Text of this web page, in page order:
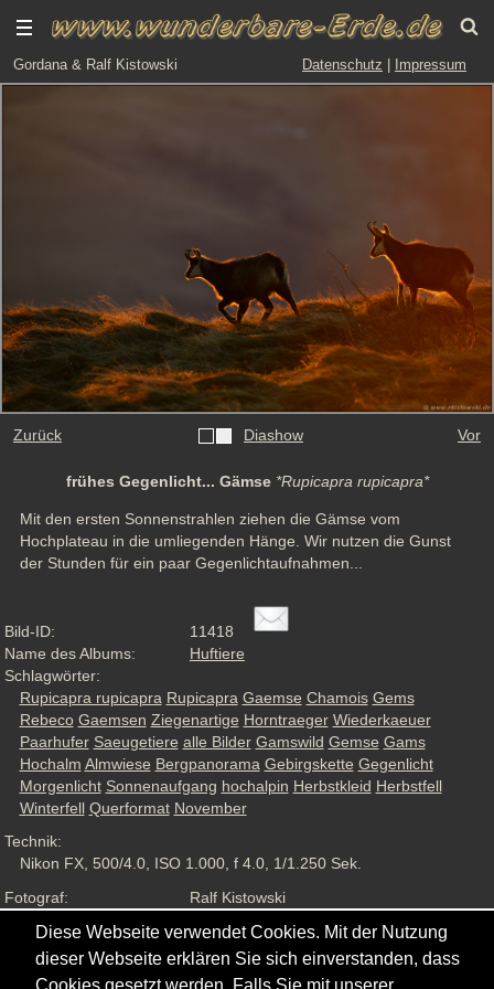
Gordana & Ralf Kistowski Datenschutz Impressum
Zurück Diashow Vor
frühes Gegenlicht... Gämse *Rupicapra rupicapra*
Mit den ersten Sonnenstrahlen ziehen die Gämse vom
Hochplateau in die umliegenden Hänge. Wir nutzen die Gunst
der Stunden für ein paar Gegenlichtaufnahmen...
Bild-ID:
11418
Name des Albums:
Huftiere
Schlagwörter:
Rupicapra rupicapra Rupicapra Gaemse Chamois Gems
Rebeco Gaemsen Ziegenartige Horntraeger Wiederkaeuer
Paarhufer Saeugetiere alle Bilder Gamswild Gemse Gams
Hochalm Almwiese Bergpanorama Gebirgskette Gegenlicht
Morgenlicht Sonnenaufgang hochalpin Herbstkleid Herbstfell
Winterfell Querformat November
Technik:
Nikon FX, 500/4.0, ISO 1.000, f 4.0, 1/1.250 Sek.
Fotograf:
Ralf Kistowski
Ansichten:
1538
Diese Webseite verwendet Cookies. Mit der Nutzung
dieser Webseite erklären Sie sich einverstanden, dass
Cookies gesetzt werden. Falls Sie mit unserer